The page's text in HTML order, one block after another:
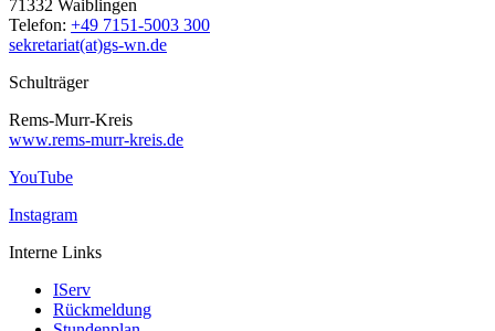
71332 Waiblingen
Telefon: +49 7151-5003 300
sekretariat(at)gs-wn.de
Schulträger
Rems-Murr-Kreis
www.rems-murr-kreis.de
YouTube
Instagram
Interne Links
IServ
Rückmeldung